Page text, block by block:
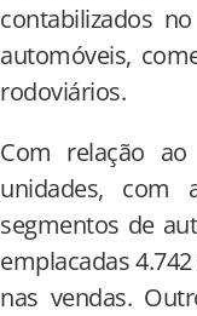
contabilizados
automóveis,
rodoviários.
Com relação
unidades, com
segmentos de
emplacadas
nas vendas.